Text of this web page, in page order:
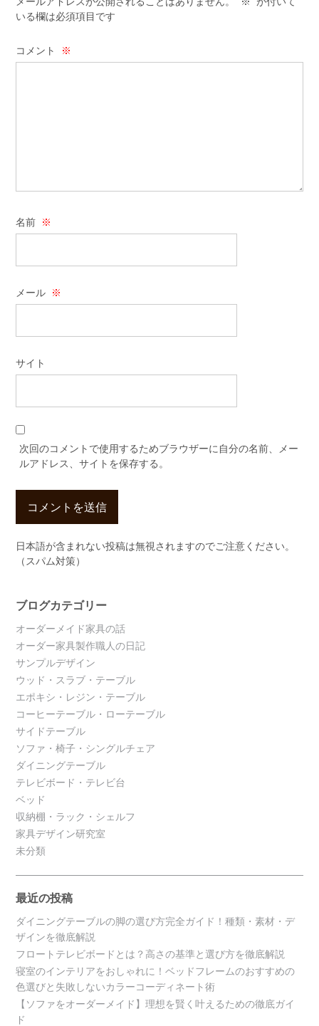
いる欄は必須項目です
コメント ※
名前 ※
メール ※
サイト
次回のコメントで使用するためブラウザーに自分の名前、メー
ルアドレス、サイトを保存する。
日本語が含まれない投稿は無視されますのでご注意ください。
（スパム対策）
ブログカテゴリー
オーダーメイド家具の話
オーダー家具製作職人の日記
サンプルデザイン
ウッド・スラブ・テーブル
エポキシ・レジン・テーブル
コーヒーテーブル・ローテーブル
サイドテーブル
ソファ・椅子・シングルチェア
ダイニングテーブル
テレビボード・テレビ台
ベッド
収納棚・ラック・シェルフ
家具デザイン研究室
未分類
最近の投稿
ダイニングテーブルの脚の選び方完全ガイド！種類・素材・デ
ザインを徹底解説
フロートテレビボードとは？高さの基準と選び方を徹底解説
寝室のインテリアをおしゃれに！ベッドフレームのおすすめの
色選びと失敗しないカラーコーディネート術
【ソファをオーダーメイド】理想を賢く叶えるための徹底ガイ
ド